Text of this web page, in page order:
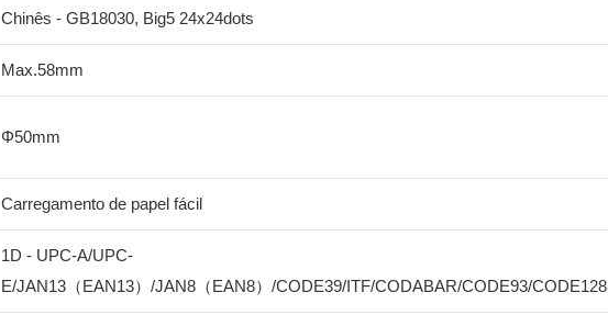
Chinês - GB18030, Big5 24x24dots
Max.58mm
Φ50mm
Carregamento de papel fácil
1D - UPC-A/UPC-
E/JAN13（EAN13）/JAN8（EAN8）/CODE39/ITF/CODABAR/CODE93/CODE128